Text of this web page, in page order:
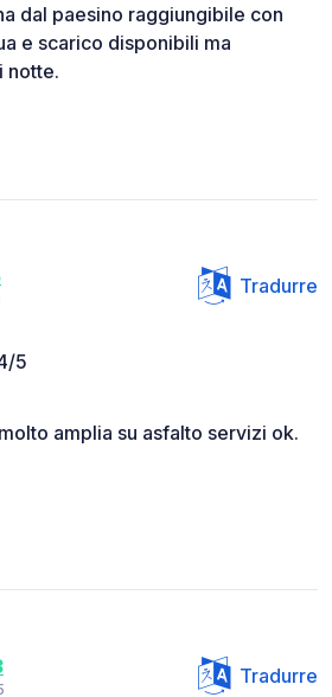
dal paesino raggiungibile con
e scarico disponibili ma
notte.
Tradurre
5
amplia su asfalto servizi ok.
Tradurre